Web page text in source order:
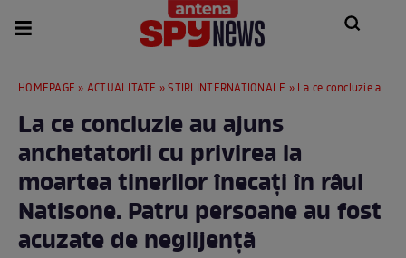
HOMEPAGE » ACTUALITATE »STIRI INTERNATIONALE » La ce concluzie au ajuns anchetatorii cu privirea la moartea tinerilor înecați în râul Natisone. Patru persoane au fost acuzate de neglijență
La ce concluzie au ajuns
anchetatorii cu privirea la
moartea tinerilor înecați în râul
Natisone. Patru persoane au fost
acuzate de neglijență